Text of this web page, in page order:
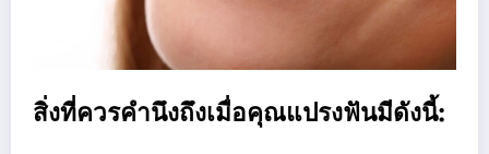
สิ่งที่ควรคำนึงถึงเมื่อคุณแปรงฟันมีดังนี้: